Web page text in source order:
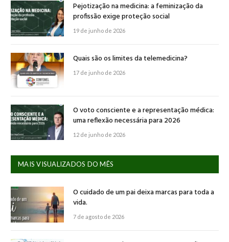
Pejotização na medicina: a feminização da
profissão exige proteção social
19 de junho de 2026
Quais são os limites da telemedicina?
17 de junho de 2026
O voto consciente e a representação médica:
uma reflexão necessária para 2026
12 de junho de 2026
MAIS VISUALIZADOS DO MÊS
O cuidado de um pai deixa marcas para toda a
vida.
7 de agosto de 2026